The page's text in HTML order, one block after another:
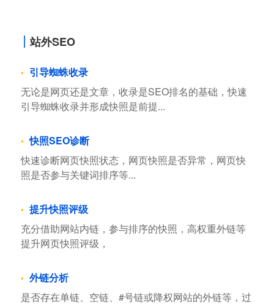
站外SEO
引导蜘蛛收录
无论是网页还是文章，收录是SEO排名的基础，快速
引导蜘蛛收录并形成快照是前提...
快照SEO诊断
快速诊断网页快照状态，网页快照是否异常，网页快
照是否参与关键词排序等...
提升快照评级
充分借助网站内链，参与排序的快照，高权重外链等
提升网页快照评级，
外链分析
是否存在单链、空链、#号链或降权网站的外链等，过